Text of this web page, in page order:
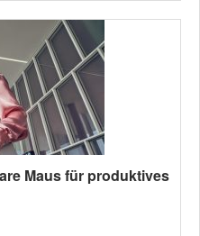
Maus für produktives